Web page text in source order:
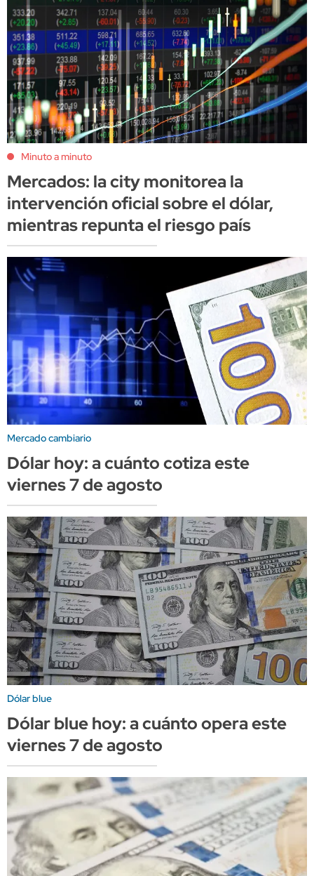
Minuto a minuto
Mercados: la city monitorea la
intervención oficial sobre el dólar,
mientras repunta el riesgo país
Mercado cambiario
Dólar hoy: a cuánto cotiza este
viernes 7 de agosto
Dólar blue
Dólar blue hoy: a cuánto opera este
viernes 7 de agosto